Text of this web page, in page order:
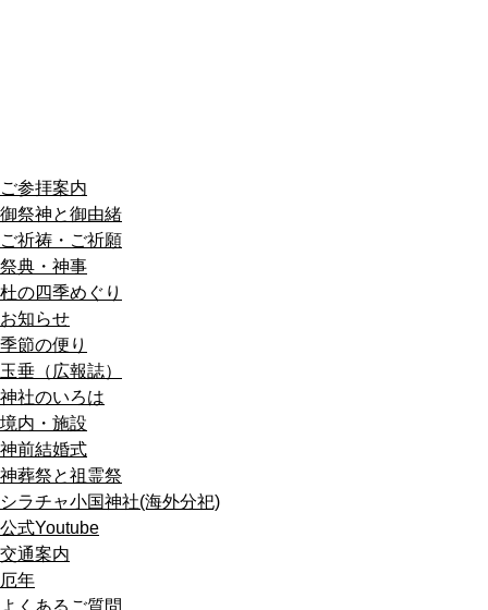
ご参拝案内
御祭神と御由緒
ご祈祷・ご祈願
祭典・神事
杜の四季めぐり
お知らせ
季節の便り
玉垂（広報誌）
神社のいろは
境内・施設
神前結婚式
神葬祭と祖霊祭
シラチャ小国神社(海外分祀)
公式Youtube
交通案内
厄年
よくあるご質問